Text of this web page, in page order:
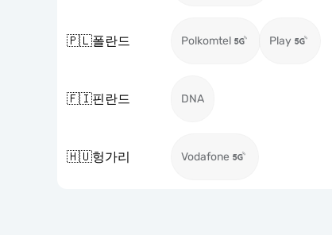
🇵🇱폴란드 Polkomtel Play
🇫🇮핀란드 DNA
🇭🇺헝가리 Vodafone